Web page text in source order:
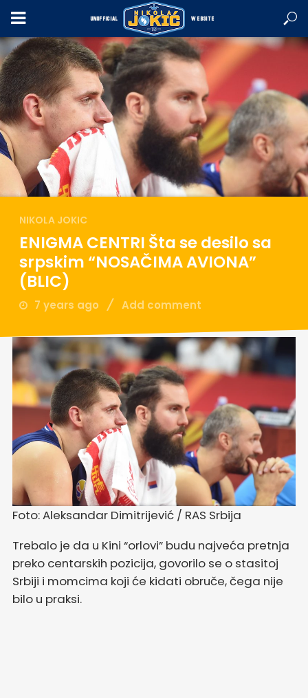
UNOFFICIAL WEBSITE
NIKOLA JOKIC
ENIGMA CENTRI Šta se desilo sa
srpskim “NOSAČIMA AVIONA”
(BLIC)
7 years ago Add comment
Foto: Aleksandar Dimitrijević / RAS Srbija
Trebalo je da u Kini “orlovi” budu najveća pretnja
preko centarskih pozicija, govorilo se o stasitoj
Srbiji i momcima koji će kidati obruče, čega nije
bilo u praksi.